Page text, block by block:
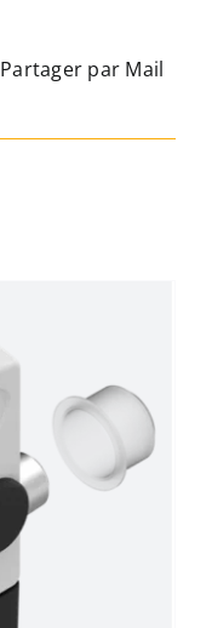
Partager par Mail